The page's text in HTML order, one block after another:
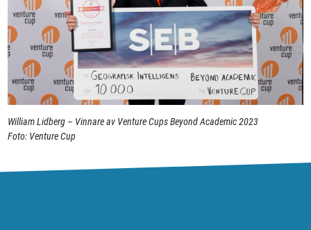
William Lidberg – Vinnare av Venture Cups Beyond Academic 2023
Foto: Venture Cup